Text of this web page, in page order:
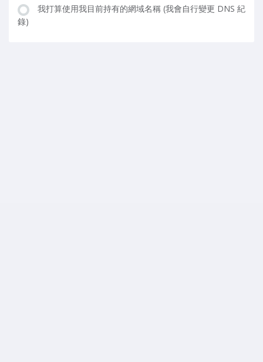
我打算使用我目前持有的網域名稱 (我會自行變更 DNS 紀
錄)